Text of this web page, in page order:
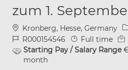
zum 1.
Location
Kronberg, Hesse, Germany
Job IdR000154546 Job Type
Full time
Starting Pay / Salary Range
month